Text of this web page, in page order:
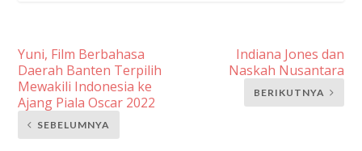
Yuni, Film Berbahasa
Daerah Banten Terpilih
Mewakili Indonesia ke
Ajang Piala Oscar 2022
SEBELUMNYA
Indiana Jones dan
Naskah Nusantara
BERIKUTNYA